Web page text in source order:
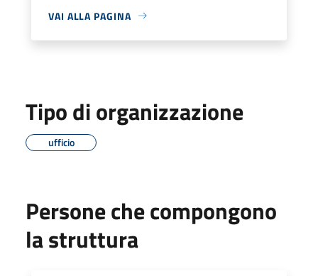
VAI ALLA PAGINA
Tipo di organizzazione
ufficio
Persone che compongono
la struttura